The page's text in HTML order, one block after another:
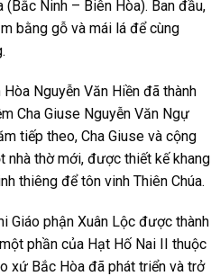
Ninh – Biên Hòa). Ban đầu,
bằng gỗ và mái lá để cùng
Nguyễn Văn Hiền đã thành
Cha Giuse Nguyễn Văn Ngự
tiếp theo, Cha Giuse và cộng
thờ mới, được thiết kế khang
thiêng để tôn vinh Thiên Chúa.
Giáo phận Xuân Lộc được thành
phần của Hạt Hố Nai II thuộc
xứ Bắc Hòa đã phát triển và trở